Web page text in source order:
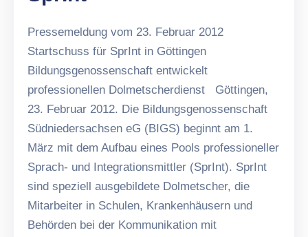
Pressemeldung vom 23. Februar 2012
Startschuss für SprInt in Göttingen
Bildungsgenossenschaft entwickelt
professionellen Dolmetscherdienst Göttingen,
23. Februar 2012. Die Bildungsgenossenschaft
Südniedersachsen eG (BIGS) beginnt am 1.
März mit dem Aufbau eines Pools professioneller
Sprach- und Integrationsmittler (SprInt). SprInt
sind speziell ausgebildete Dolmetscher, die
Mitarbeiter in Schulen, Krankenhäusern und
Behörden bei der Kommunikation mit